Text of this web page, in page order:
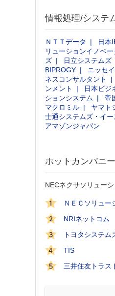
情報処理/システ
ＮＴＴデータ 日本
リューションイノベー
ズ
日立システムズ
BIPROGY
ニッセ
ネスコンサルタント
ンメント
日本ビジ
ションシステム
帝
マクロミル
ヤマト
士通システムズ・イー
アマゾンジャパン
ホットカンパニー
NECネクサソリュー
ＮＥＣソリュー
NRIネットコム
トヨタシステム
TIS
三井住友トラス